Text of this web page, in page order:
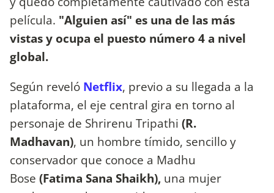
película. "Alguien así" es una de las más
vistas y ocupa el puesto número 4 a nivel
global.
Según reveló Netflix, previo a su llegada a la
plataforma, el eje central gira en torno al
personaje de Shrirenu Tripathi (R.
Madhavan), un hombre tímido, sencillo y
conservador que conoce a Madhu
Bose (Fatima Sana Shaikh), una mujer